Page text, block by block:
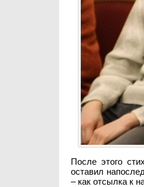
После этого
оставил
– как отсылка к